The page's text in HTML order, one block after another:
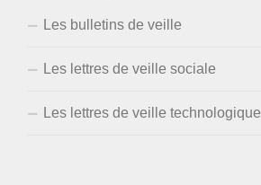
Les bulletins de veille
Les lettres de veille sociale
Les lettres de veille technologique